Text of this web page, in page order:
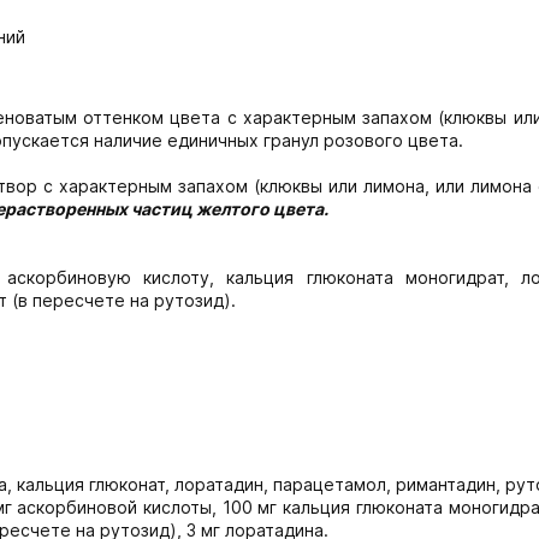
оттенком цвета с характерным запахом (клюквы
наличие единичных гранул розового цвета.
с характерным запахом (клюквы или лимона, или
частиц желтого цвета.
кислоту, кальция глюконата моногидрат,
(в пересчете на рутозид).
глюконат, лоратадин, парацетамол, римантадин,
кислоты, 100 мг кальция глюконата
на рутозид), 3 мг лоратадина.